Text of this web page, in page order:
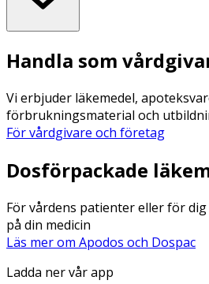
Handla som
Vi erbjuder läkemedel,
förbrukningsmaterial och
För vårdgivare och företag
Dosförpackade
För vårdens patienter eller för
på din medicin
Läs mer om Apodos och Dospac
Ladda ner vår app